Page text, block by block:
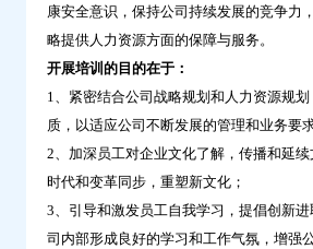
康安全意识，保持公司持续发展的竞争力
略提供人力资源方面的保障与服务。
开展培训的目的在于：
1、紧密结合公司战略规划和人力资源规
质，以适应公司不断发展的管理和业务要
2、加深员工对企业文化了解，传播和延
时代和变革同步，重塑新文化；
3、引导和激发员工自我学习，提倡创新
司内部形成良好的学习和工作气氛，增强